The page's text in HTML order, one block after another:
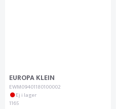
EUROPA KLEIN
EWM09401180100002
Ej i lager
1165